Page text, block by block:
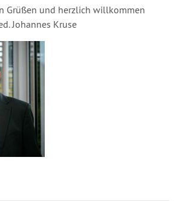
Grüßen und herzlich willkommen
Johannes Kruse